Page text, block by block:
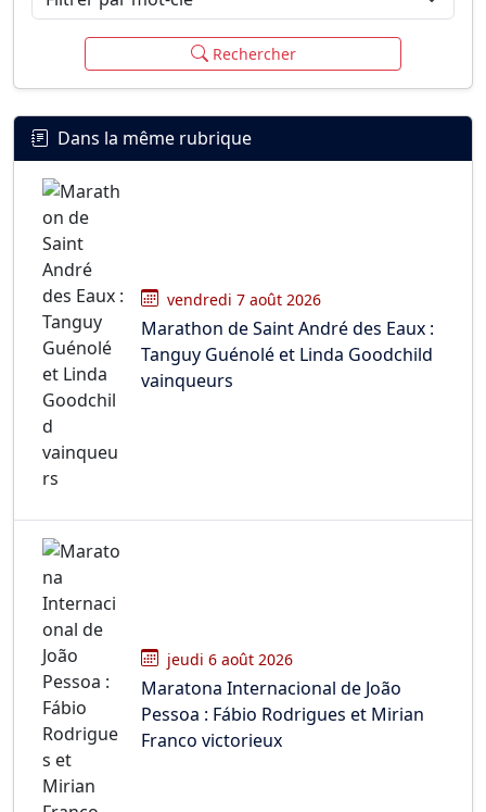
Rechercher
Dans la même rubrique
vendredi 7 août 2026
Marathon de Saint André des Eaux :
Tanguy Guénolé et Linda Goodchild
vainqueurs
jeudi 6 août 2026
Maratona Internacional de João
Pessoa : Fábio Rodrigues et Mirian
Franco victorieux